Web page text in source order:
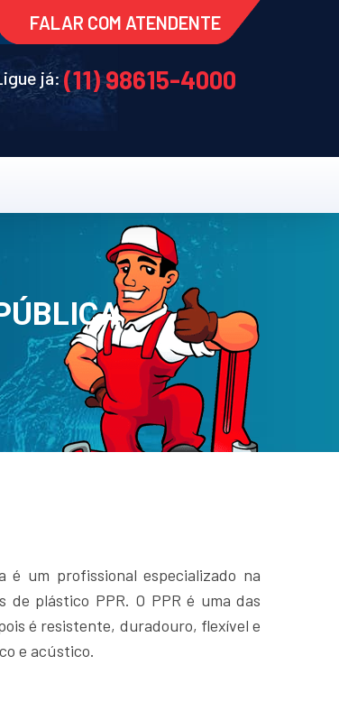
FALAR COM ATENDENTE
já: (11) 98615-4000
é um profissional especializado na
plástico PPR. O PPR é uma das
é resistente, duradouro, flexível e
e acústico.